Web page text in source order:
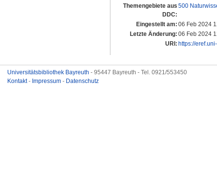
Themengebiete aus
DDC:
500
Eingestellt am: 06 Feb 2024
Letzte Änderung: 06 Feb 2024
URI: https://
Universitätsbibliothek Bayreuth - 95447 Bayreuth - Tel. 0921/553450
Kontakt- Impressum - Datenschutz